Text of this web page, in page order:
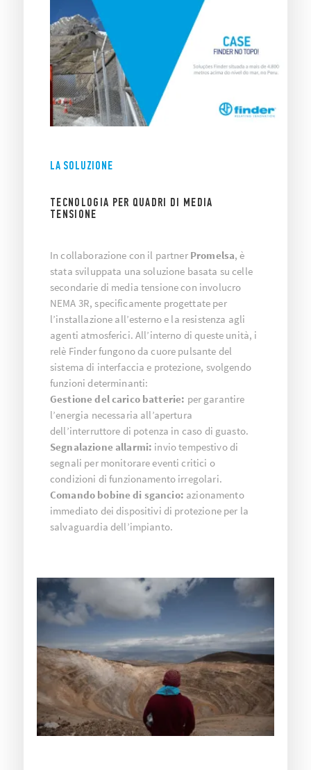
LA SOLUZIONE
TECNOLOGIA PER QUADRI DI MEDIA
TENSIONE
In collaborazione con il partner Promelsa, è
stata sviluppata una soluzione basata su celle
secondarie di media tensione con involucro
NEMA 3R, specificamente progettate per
l’installazione all’esterno e la resistenza agli
agenti atmosferici. All’interno di queste unità, i
relè Finder fungono da cuore pulsante del
sistema di interfaccia e protezione, svolgendo
funzioni determinanti:
Gestione del carico batterie: per garantire
l’energia necessaria all’apertura
dell’interruttore di potenza in caso di guasto.
Segnalazione allarmi: invio tempestivo di
segnali per monitorare eventi critici o
condizioni di funzionamento irregolari.
Comando bobine di sgancio: azionamento
immediato dei dispositivi di protezione per la
salvaguardia dell’impianto.